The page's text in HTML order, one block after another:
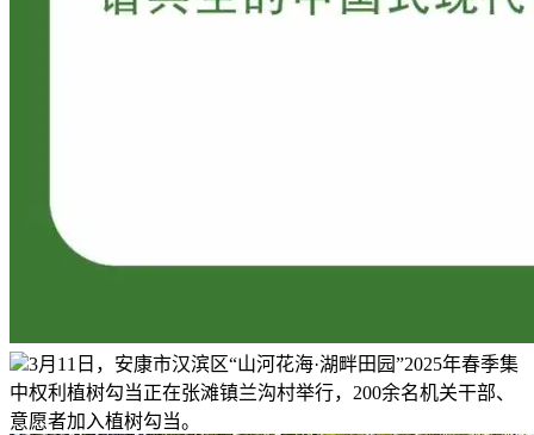
3月11日，安康市汉滨区“山河花海·湖畔田园”2025年春季集
中权利植树勾当正在张滩镇兰沟村举行，200余名机关干部、
意愿者加入植树勾当。